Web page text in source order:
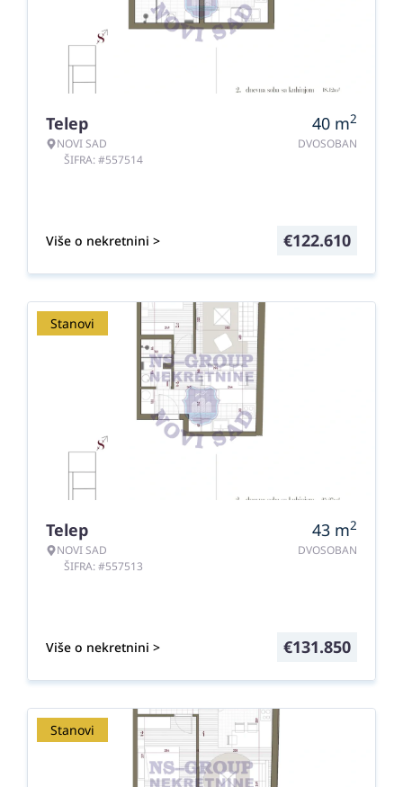
Telep
NOVI SAD
ŠIFRA: #557514
40 m2
DVOSOBAN
Više o nekretnini > €122.610
Stanovi
Telep
NOVI SAD
ŠIFRA: #557513
43 m2
DVOSOBAN
Više o nekretnini > €131.850
Stanovi